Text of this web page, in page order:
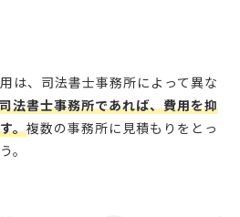
は、司法書士事務所によって異な
法書士事務所であれば、費用を抑
。複数の事務所に見積もりをとっ
。